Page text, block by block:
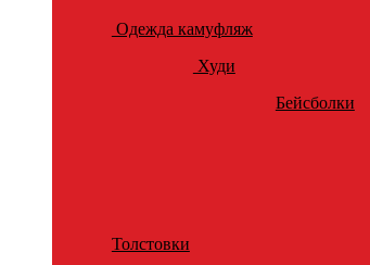
Одежда камуфляж
Худи
Бейсболки
Толстовки